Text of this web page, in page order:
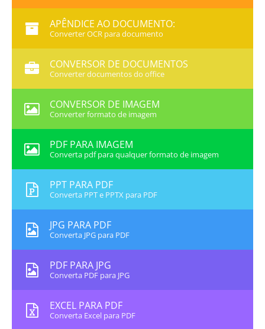
APÊNDICE AO DOCUMENTO:
Converter OCR para documento
CONVERSOR DE DOCUMENTOS
Converter documentos do office
CONVERSOR DE IMAGEM
Converter formato de imagem
PDF PARA IMAGEM
Converta pdf para qualquer formato de imagem
PPT PARA PDF
Converta PPT e PPTX para PDF
JPG PARA PDF
Converta JPG para PDF
PDF PARA JPG
Converta PDF para JPG
EXCEL PARA PDF
Converta Excel para PDF